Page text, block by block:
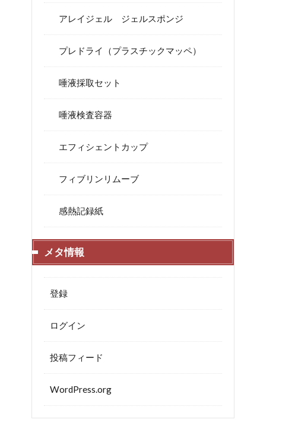
アレイジェル ジェルスポンジ
プレドライ（プラスチックマッペ）
唾液採取セット
唾液検査容器
エフィシェントカップ
フィブリンリムーブ
感熱記録紙
メタ情報
登録
ログイン
投稿フィード
WordPress.org